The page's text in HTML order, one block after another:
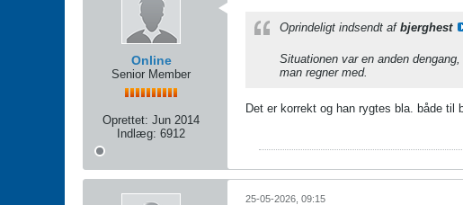
Online
Senior Member
Oprettet: Jun 2014
Indlæg: 6912
Oprindeligt indsendt af bjerghest
Situationen var en anden
man regner med.
Det er korrekt og han rygtes bla. både
25-05-2026, 09:15